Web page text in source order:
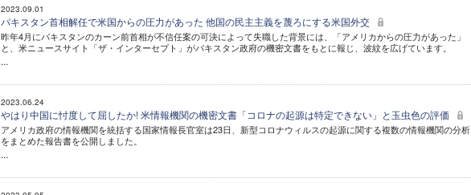
2023.09.01
パキスタン首相解任で米国からの圧力があった 他国の民主主義を蔑ろにする米国外交
昨年4月にパキスタンのカーン前首相が不信任案の可決によって失職した背景には、「アメリカからの圧力があった」
と、米ニュースサイト「ザ・インターセプト」がパキスタン政府の機密文書をもとに報じ、波紋を広げています。
...
2023.06.24
やはり中国に忖度して屈したか! 米情報機関の機密文書「コロナの起源は特定できない」と玉虫色の評価
アメリカ政府の情報機関を統括する国家情報長官室は23日、新型コロナウィルスの起源に関する複数の情報機関の分析
をまとめた報告書を公開しました。
...